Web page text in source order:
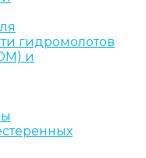
гидромолотов
и